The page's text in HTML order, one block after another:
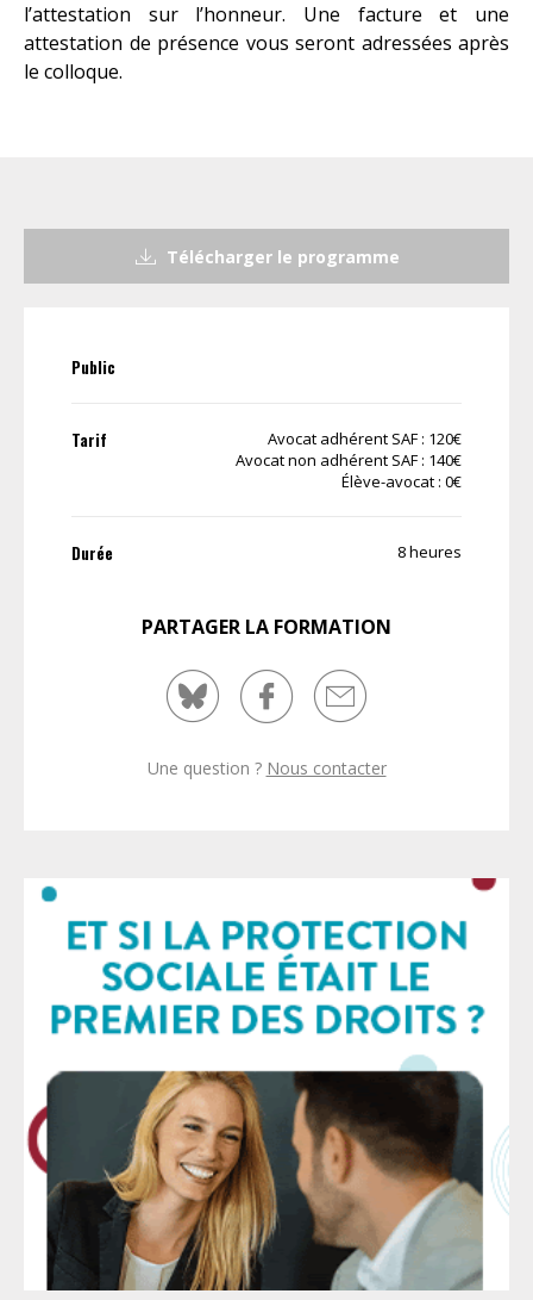
l’attestation sur l’honneur. Une facture et une
attestation de présence vous seront adressées après
le colloque.
Télécharger le programme
Public
Tarif
Avocat adhérent SAF : 120€
Avocat non adhérent SAF : 140€
Élève-avocat : 0€
Durée 8 heures
PARTAGER LA FORMATION
Une question ? Nous contacter